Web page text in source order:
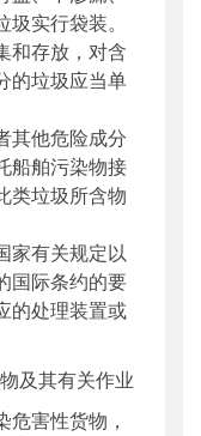
实行袋装。
存放，对含
的垃圾应当单
他危险成分
船舶污染物接
类垃圾所含物
有关规定以
国际条约的要
的处理装置或
及其有关作业
害性货物，